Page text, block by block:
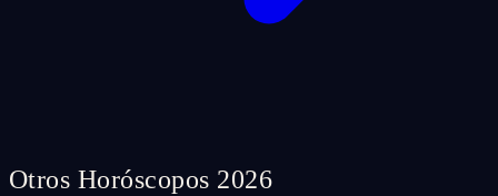
Otros Horóscopos 2026